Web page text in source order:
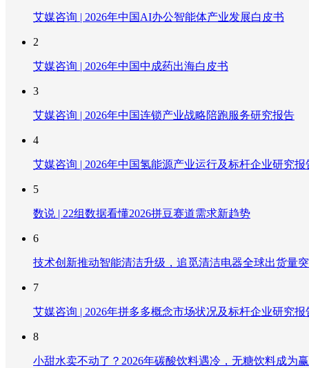
艾媒咨询 | 2026年中国AI办公智能体产业发展白皮书
2
艾媒咨询 | 2026年中国中成药出海白皮书
3
艾媒咨询 | 2026年中国连锁产业战略陪跑服务研究报告
4
艾媒咨询 | 2026年中国氢能源产业运行及标杆企业研究报
5
数说 | 22组数据看懂2026拼豆赛道需求新趋势
6
技术创新推动智能清洁升级，追觅清洁电器全球出货量
7
艾媒咨询 | 2026年拼多多概念市场状况及标杆企业研究报
8
小甜水卖不动了？2026年碳酸饮料遇冷，无糖饮料成为